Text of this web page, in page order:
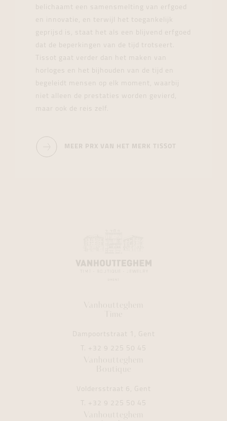
belichaamt een samensmelting van erfgoed
en innovatie, en terwijl het toegankelijk
geprijsd is, staat het als een blijvend erfgoed
dat de beperkingen van de tijd trotseert.
Tissot gaat verder dan het maken van
horloges en het bijhouden van de tijd en
begeleidt mensen op elk moment, waarbij
niet alleen de prestaties worden gevierd,
maar ook de reis zelf.
MEER PRX VAN HET MERK TISSOT
Vanhoutteghem
Time
Dampoortstraat 1, Gent
T. +32 9 225 50 45
Vanhoutteghem
Boutique
Voldersstraat 6, Gent
T. +32 9 225 50 45
Vanhoutteghem